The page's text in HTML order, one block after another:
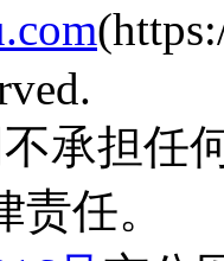
承担任
任。